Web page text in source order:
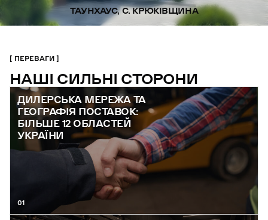
ТАУНХАУС, С. КРЮКІВЩИНА
ПЕРЕВАГИ
НАШІ СИЛЬНІ СТОРОНИ
ДИЛЕРСЬКА МЕРЕЖА ТА
ГЕОГРАФІЯ ПОСТАВОК:
БІЛЬШЕ 12 ОБЛАСТЕЙ
УКРАЇНИ
01